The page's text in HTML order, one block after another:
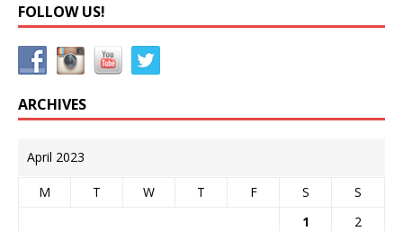
FOLLOW US!
ARCHIVES
April 2023
M T W T F S
S
1
2